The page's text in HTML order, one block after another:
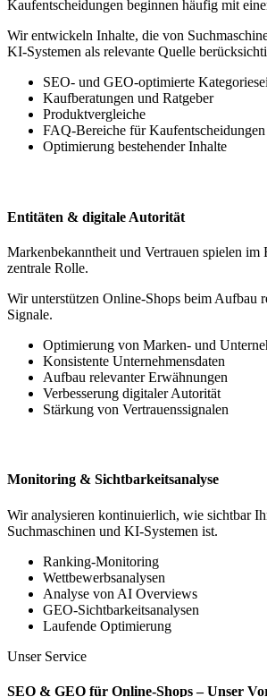
Kaufentscheidungen beginnen häufig mit
Wir entwickeln Inhalte, die von
KI-Systemen als relevante Quelle
SEO- und GEO-optimierte
Kaufberatungen und Ratgeber
Produktvergleiche
FAQ-Bereiche für Kaufentscheidungen
Optimierung bestehender Inhalte
Entitäten & digitale Autorität
Markenbekanntheit und Vertrauen spielen im
zentrale Rolle.
Wir unterstützen Online-Shops beim Aufbau
Signale.
Optimierung von Marken- und
Konsistente Unternehmensdaten
Aufbau relevanter Erwähnungen
Verbesserung digitaler Autorität
Stärkung von Vertrauenssignalen
Monitoring & Sichtbarkeitsanalyse
Wir analysieren kontinuierlich, wie sichtbar
Suchmaschinen und KI-Systemen ist.
Ranking-Monitoring
Wettbewerbsanalysen
Analyse von AI Overviews
GEO-Sichtbarkeitsanalysen
Laufende Optimierung
Unser Service
SEO & GEO für Online-Shops – Unser